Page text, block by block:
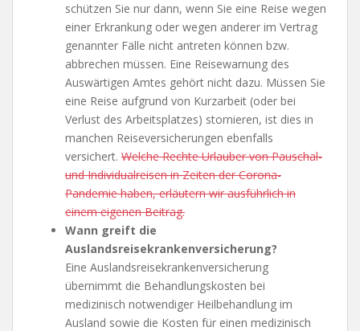
schützen Sie nur dann, wenn Sie eine Reise wegen
einer Erkrankung oder wegen anderer im Vertrag
genannter Fälle nicht antreten können bzw.
abbrechen müssen. Eine Reisewarnung des
Auswärtigen Amtes gehört nicht dazu. Müssen Sie
eine Reise aufgrund von Kurzarbeit (oder bei
Verlust des Arbeitsplatzes) stornieren, ist dies in
manchen Reiseversicherungen ebenfalls
versichert. Welche Rechte Urlauber von Pauschal-
und Individualreisen in Zeiten der Corona-
Pandemie haben, erläutern wir ausführlich in
einem eigenen Beitrag.
Wann greift die
Auslandsreisekrankenversicherung?
Eine Auslandsreisekrankenversicherung
übernimmt die Behandlungskosten bei
medizinisch notwendiger Heilbehandlung im
Ausland sowie die Kosten für einen medizinisch